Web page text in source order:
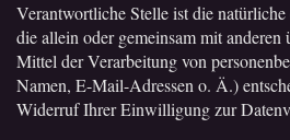
Verantwortliche Stelle ist die
die allein oder gemeinsam mit
Mittel der Verarbeitung von
Namen, E-Mail-Adressen o. Ä.)
Widerruf Ihrer Einwilligung zur